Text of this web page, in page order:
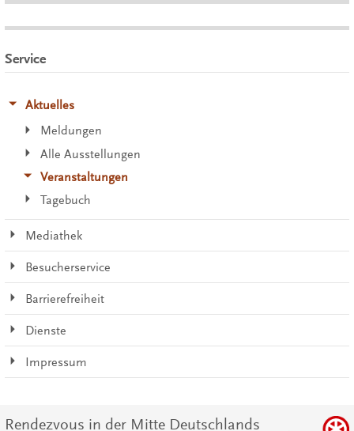
Service
Aktuelles
Meldungen
Alle Ausstellungen
Veranstaltungen
Tagebuch
Mediathek
Besucherservice
Barrierefreiheit
Dienste
Impressum
Rendezvous in der Mitte Deutschlands